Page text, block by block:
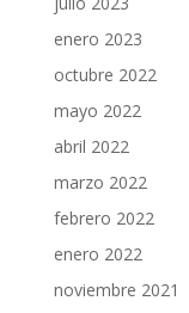
enero 2023
octubre 2022
mayo 2022
abril 2022
marzo 2022
febrero 2022
enero 2022
noviembre 2021